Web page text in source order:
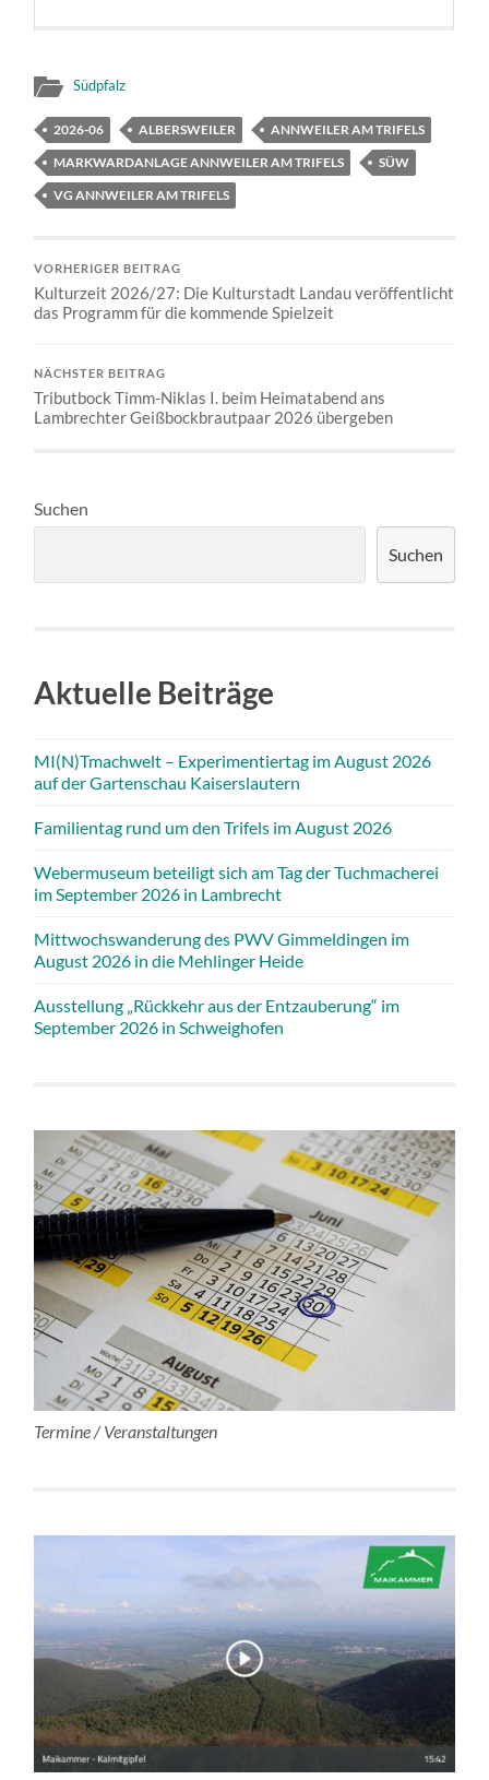
Südpfalz
2026-06 ALBERSWEILER
ANNWEILER AM TRIFELS
MARKWARDANLAGE ANNWEILER AM TRIFELS
SÜW
VG ANNWEILER AM TRIFELS
VORHERIGER BEITRAG
Kulturzeit 2026/27: Die Kulturstadt Landau veröffentlicht
das Programm für die kommende Spielzeit
NÄCHSTER BEITRAG
Tributbock Timm-Niklas I. beim Heimatabend ans
Lambrechter Geißbockbrautpaar 2026 übergeben
Suchen
Suchen
Aktuelle Beiträge
MI(N)Tmachwelt – Experimentiertag im August 2026
auf der Gartenschau Kaiserslautern
Familientag rund um den Trifels im August 2026
Webermuseum beteiligt sich am Tag der Tuchmacherei
im September 2026 in Lambrecht
Mittwochswanderung des PWV Gimmeldingen im
August 2026 in die Mehlinger Heide
Ausstellung „Rückkehr aus der Entzauberung“ im
September 2026 in Schweighofen
Termine / Veranstaltungen